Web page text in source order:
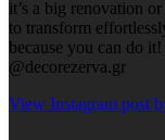
it’s a big renovation
to transform
because you can do
@decorezerva.gr
View Instagram post